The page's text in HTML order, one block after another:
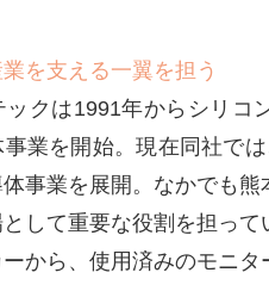
を支える一翼を担う
クは1991年からシリコ
事業を開始。現在同社で
事業を展開。なかでも
して重要な役割を担っ
から、使用済みのモニ